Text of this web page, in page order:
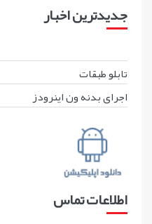
جدیدترین اخبار
تابلو طبقات
اجرای بدنه ون اینرودز
اطلاعات تماس